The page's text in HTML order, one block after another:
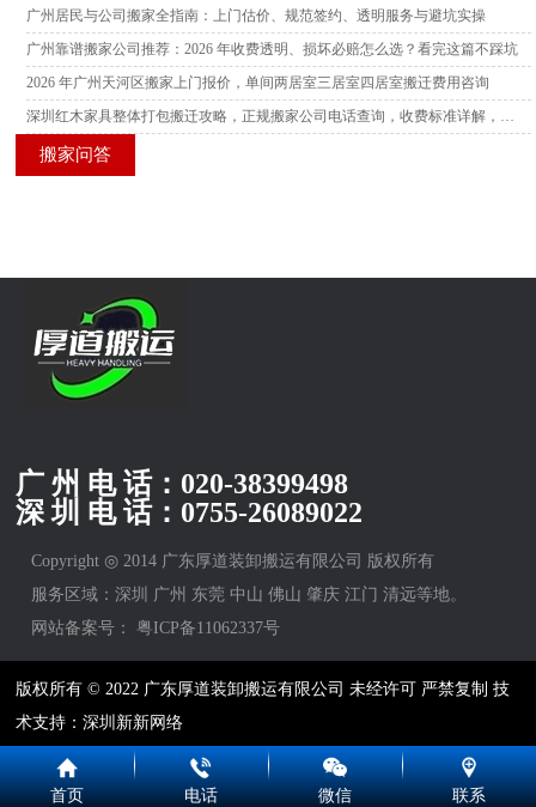
广州居民与公司搬家全指南：上门估价、规范签约、透明服务与避坑实操
广州靠谱搬家公司推荐：2026 年收费透明、损坏必赔怎么选？看完这篇不踩坑
2026 年广州天河区搬家上门报价，单间两居室三居室四居室搬迁费用咨询
搬家问答
广 州 电 话： 020-38399498
深 圳 电 话： 0755-26089022
Copyright ◎ 2014 广东厚道装卸搬运有限公司 版权所有
服务区域：深圳 广州 东莞 中山 佛山 肇庆 江门 清远等地。
网站备案号：粤ICP备11062337号
版权所有 © 2022 广东厚道装卸搬运有限公司 未经许可 严禁复制 技
术支持：深圳新新网络
首页 电话 微信 联系